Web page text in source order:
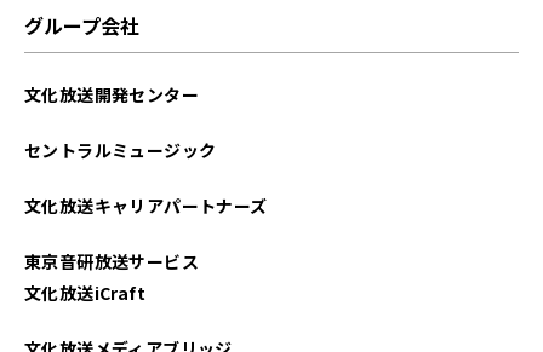
グループ会社
文化放送開発センター
セントラルミュージック
文化放送キャリアパートナーズ
東京音研放送サービス
文化放送iCraft